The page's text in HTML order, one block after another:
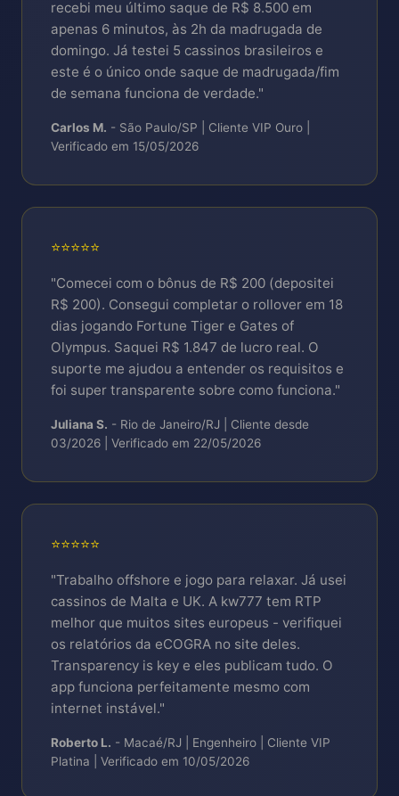
recebi meu último saque de R$ 8.500 em
apenas 6 minutos, às 2h da madrugada de
domingo. Já testei 5 cassinos brasileiros e
este é o único onde saque de madrugada/fim
de semana funciona de verdade."
Carlos M. - São Paulo/SP | Cliente VIP Ouro |
Verificado em 15/05/2026
⭐⭐⭐⭐⭐
"Comecei com o bônus de R$ 200 (depositei
R$ 200). Consegui completar o rollover em 18
dias jogando Fortune Tiger e Gates of
Olympus. Saquei R$ 1.847 de lucro real. O
suporte me ajudou a entender os requisitos e
foi super transparente sobre como funciona."
Juliana S. - Rio de Janeiro/RJ | Cliente desde
03/2026 | Verificado em 22/05/2026
⭐⭐⭐⭐⭐
"Trabalho offshore e jogo para relaxar. Já usei
cassinos de Malta e UK. A kw777 tem RTP
melhor que muitos sites europeus - verifiquei
os relatórios da eCOGRA no site deles.
Transparency is key e eles publicam tudo. O
app funciona perfeitamente mesmo com
internet instável."
Roberto L. - Macaé/RJ | Engenheiro | Cliente VIP
Platina | Verificado em 10/05/2026